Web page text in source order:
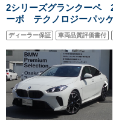
ム/シート ハーフレザ
ー/ヘッドランプ
LED/Bluetooth接
2シリーズグランクーペ
ーボ テクノロジーパッ
ジ 19インチアロイホイ
ディーラー保証 車両品質評価書付